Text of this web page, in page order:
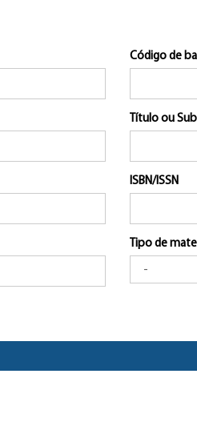
Código de
Título ou
ISBN/ISSN
Tipo de